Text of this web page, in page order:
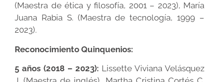
(Maestra de ética y filosofía, 2001 – 2023), María
Juana Rabia S. (Maestra de tecnología, 1999 –
2023).
Reconocimiento Quinquenios:
5 años (2018 – 2023): Lissette Viviana Velásquez